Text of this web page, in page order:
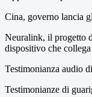
Cina, governo lancia
Neuralink, il progetto
dispositivo che
Testimonianza
Testimonianze di